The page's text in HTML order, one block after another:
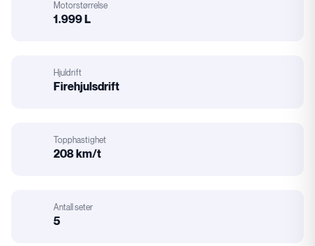
Motorstørrelse
1.999 L
Hjuldrift
Firehjulsdrift
Topphastighet
208 km/t
Antall seter
5